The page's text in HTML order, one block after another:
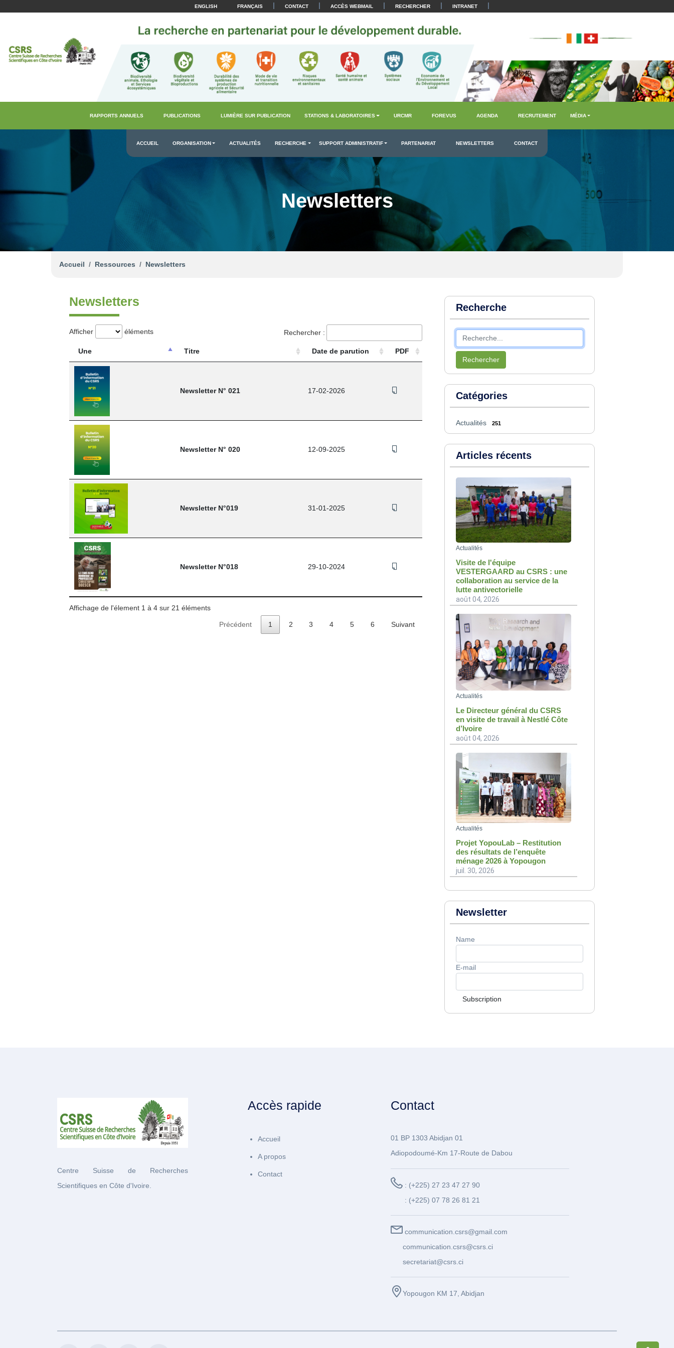
ENGLISH FRANÇAIS | CONTACT | ACCÈS WEBMAIL | RECHERCHER | INTRANET |
RAPPORTS ANNUELS PUBLICATIONS LUMIÈRE SUR PUBLICATION STATIONS & LABORATOIRES URCMR FOREVUS AGENDA RECRUTEMENT MÉDIA
ACCUEIL ORGANISATION ACTUALITÉS RECHERCHE SUPPORT ADMINISTRATIF PARTENARIAT NEWSLETTERS CONTACT
Newsletters
Accueil Ressources Newsletters
Newsletters
Afficher éléments Rechercher :
Une Titre Date de parution PDF
Newsletter N° 021 17-02-2026
Newsletter N° 020 12-09-2025
Newsletter N°019 31-01-2025
Newsletter N°018 29-10-2024
Affichage de l'élement 1 à 4 sur 21 éléments
Précédent 1 2 3 4 5 6 Suivant
Recherche
Rechercher
Catégories
Actualités 251
Articles récents
Actualités
Visite de l'équipe
VESTERGAARD au CSRS : une
collaboration au service de la
lutte antivectorielle
août 04, 2026
Actualités
Le Directeur général du CSRS
en visite de travail à Nestlé Côte
d’Ivoire
août 04, 2026
Actualités
Projet YopouLab – Restitution
des résultats de l’enquête
ménage 2026 à Yopougon
juil. 30, 2026
Newsletter
Name
E-mail
Subscription
Centre Suisse de Recherches
Scientifiques en Côte d'Ivoire.
Accès rapide
Accueil
A propos
Contact
Contact
01 BP 1303 Abidjan 01
Adiopodoumé-Km 17-Route de Dabou
: (+225) 27 23 47 27 90
: (+225) 07 78 26 81 21
communication.csrs@gmail.com
communication.csrs@csrs.ci
secretariat@csrs.ci
Yopougon KM 17, Abidjan